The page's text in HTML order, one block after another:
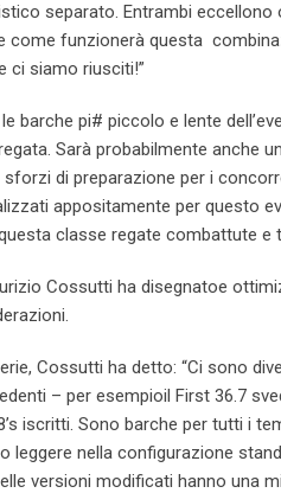
separato. Entrambi
come funzionerà questa
ci siamo riusciti!”
barche pi# piccolo e lente
Sarà probabilmente anche
di preparazione per i
appositamente per questo
classe regate combattute
Cossutti ha disegnatoe
Cossutti ha detto: “Ci sono
– per esempioil First 36.7
iscritti. Sono barche per tutti i
leggere nella configurazione
versioni modificati hanno una